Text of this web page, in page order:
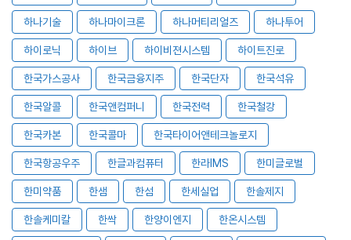
하나기술 하나마이크론 하나머티리얼즈 하나투어
하이로닉 하이브 하이비젼시스템 하이트진로
한국가스공사 한국금융지주 한국단자 한국석유
한국알콜 한국앤컴퍼니 한국전력 한국철강
한국카본 한국콜마 한국타이어앤테크놀로지
한국항공우주 한글과컴퓨터 한라IMS 한미글로벌
한미약품 한샘 한섬 한세실업 한솔제지
한솔케미칼 한싹 한양이엔지 한온시스템